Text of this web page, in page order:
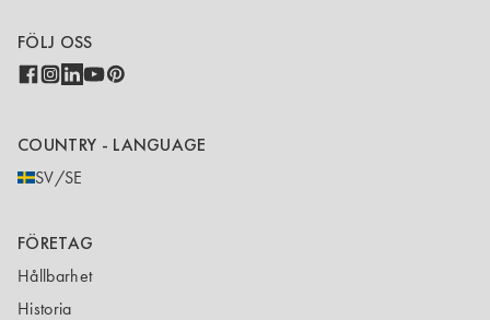
FÖLJ OSS
COUNTRY - LANGUAGE
SV/SE
FÖRETAG
Hållbarhet
Historia